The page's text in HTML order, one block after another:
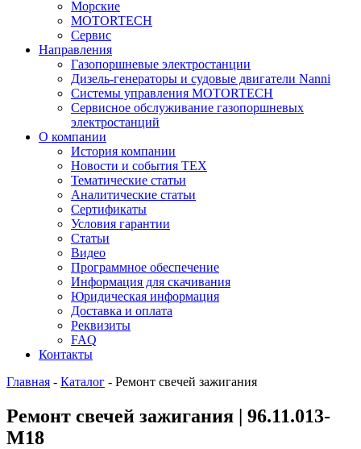
Морские
MOTORTECH
Сервис
Направления
Газопоршневые электростанции
Дизель-генераторы и судовые двигатели Nanni
Системы управления MOTORTECH
Сервисное обслуживание газопоршневых
электростанций
О компании
История компании
Новости и события ТЕХ
Тематические статьи
Аналитические статьи
Сертификаты
Условия гарантии
Статьи
Видео
Программное обеспечение
Информация для скачивания
Юридическая информация
Доставка и оплата
Реквизиты
FAQ
Контакты
Главная - Каталог - Ремонт свечей зажигания
Ремонт свечей зажигания | 96.11.013-
M18